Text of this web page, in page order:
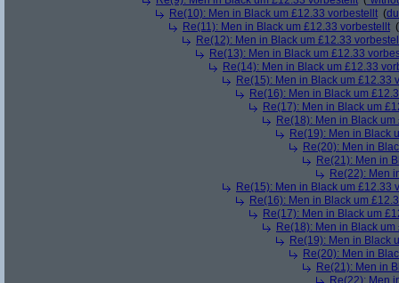
Re(10): Men in Black um £12.33 vorbestellt (
Re(11): Men in Black um £12.33 vorbestellt (
Re(12): Men in Black um £12.33
Re(13): Men in Black um £12.33
Re(14): Men in Black um £12.33
Re(15): Men in Black um £12.33
Re(16): Men in Black um
Re(17): Men in Black um
Re(18): Men in Black
Re(19): Men in Black
Re(20): Men in
Re(21): Men in
Re(22): Men
Re(15): Men in Black um £12.33
Re(16): Men in Black um
Re(17): Men in Black um
Re(18): Men in Black
Re(19): Men in Black
Re(20): Men in
Re(21): Men in
Re(22): Men